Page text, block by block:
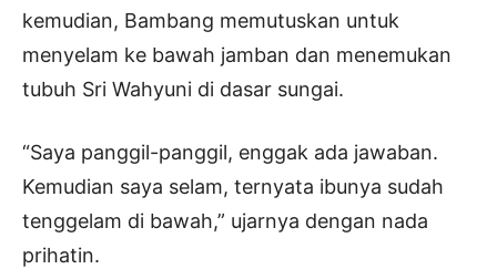
kemudian, Bambang memutuskan untuk
menyelam ke bawah jamban dan menemukan
tubuh Sri Wahyuni di dasar sungai.
“Saya panggil-panggil, enggak ada jawaban.
Kemudian saya selam, ternyata ibunya sudah
tenggelam di bawah,” ujarnya dengan nada
prihatin.